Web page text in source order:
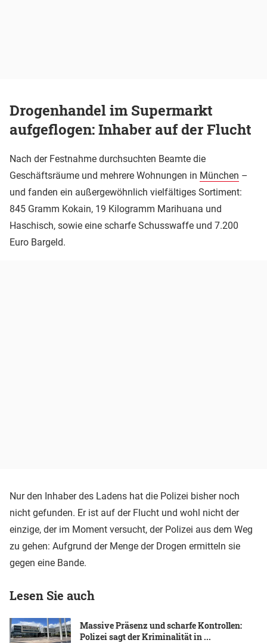
Drogenhandel im Supermarkt
aufgeflogen: Inhaber auf der Flucht
Nach der Festnahme durchsuchten Beamte die
Geschäftsräume und mehrere Wohnungen in München –
und fanden ein außergewöhnlich vielfältiges Sortiment:
845 Gramm Kokain, 19 Kilogramm Marihuana und
Haschisch, sowie eine scharfe Schusswaffe und 7.200
Euro Bargeld.
Nur den Inhaber des Ladens hat die Polizei bisher noch
nicht gefunden. Er ist auf der Flucht und wohl nicht der
einzige, der im Moment versucht, der Polizei aus dem Weg
zu gehen: Aufgrund der Menge der Drogen ermitteln sie
gegen eine Bande.
Lesen Sie auch
Massive Präsenz und scharfe Kontrollen:
Polizei sagt der Kriminalität in ...